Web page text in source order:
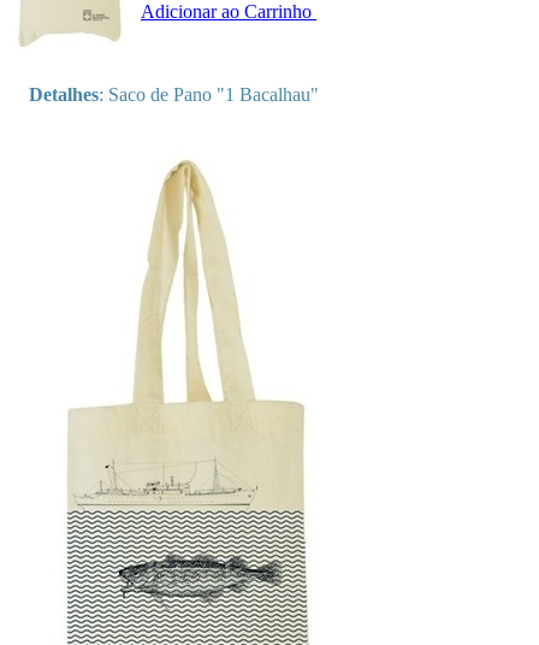
Adicionar ao Carrinho
Detalhes: Saco de Pano "1 Bacalhau"